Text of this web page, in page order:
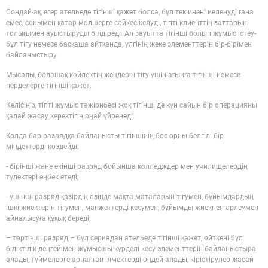
Сондай-ақ, егер ательеде тігінші қажет болса, бұл тек инені иеленуді ғана
емес, сонымен қатар мөлшерге сәйкес келуді, тіпті клиенттің заттарын
толығымен ауыстыруды білдіреді. Ал зауытта тігінші болып жұмыс істеу-
бұл тігу немесе басқаша айтқанда, үлгінің жеке элементтерін бір-бірімен
байланыстыру.
Мысалы, болашақ көйлектің жеңдерін тігу үшін ағынға тігінші немесе
перделерге тігінші қажет.
Келісіңіз, тіпті жұмыс тәжірибесі жоқ тігінші де күн сайын бір операцияны
қалай жасау керектігін оңай үйренеді.
Қолда бар разрядқа байланысты тігіншінің бос орны белгілі бір
міндеттерді көздейді:
- бірінші және екінші разряд бойынша колледждер мен училищелердің
түлектері еңбек етеді;
- үшінші разряд қазірдің өзінде мақта маталарын тігумен, бұйымдардың
ішкі жиектерін тігумен, манжеттерді кесумен, бұйымды жиекпен әрлеумен
айналысуға құқық береді;
– төртінші разряд – бұл сериядан ательеде тігінші қажет, өйткені бұл
біліктілік деңгейімен жұмысшы күрделі кесу элементтерін байланыстыра
алады, түймелерге арналған ілмектерді өңдей алады, кірістірулер жасай